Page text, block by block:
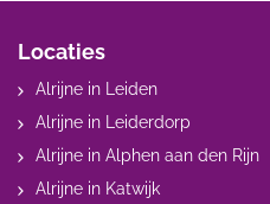
Locaties
Alrijne in Leiden
Alrijne in Leiderdorp
Alrijne in Alphen aan den Rijn
Alrijne in Katwijk